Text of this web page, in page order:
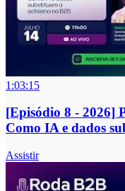
1:03:15
[Episódio 8 - 2026]
Como IA e dados
Assistir